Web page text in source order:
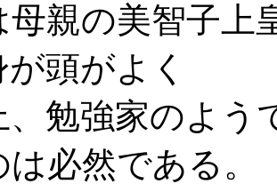
母親の美智子上
頭がよく
、勉強家のよう
必然である。